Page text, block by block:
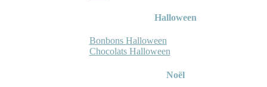
Halloween
Bonbons Halloween
Chocolats Halloween
Noël